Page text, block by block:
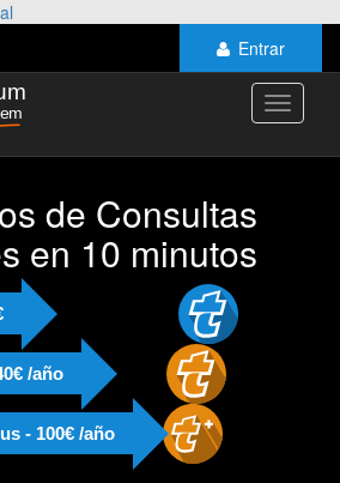
Entrar
Toggle
de Consultas
en 10 minutos
/año
- 100€ /año